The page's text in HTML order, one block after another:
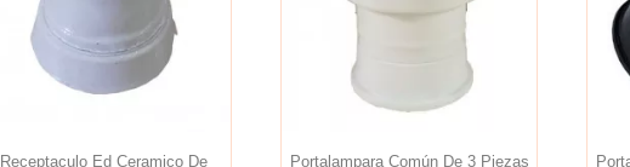
Receptaculo Ed Ceramico De
Portalampara Común De 3 Piezas